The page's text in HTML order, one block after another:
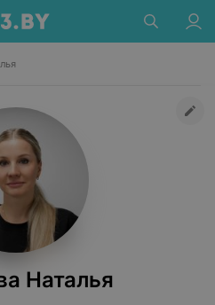
Наталья